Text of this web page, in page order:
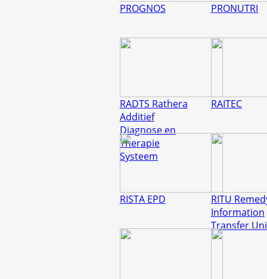
PROGNOS PRONUTRI
RADTS Rathera
Additief
Diagnose en
Therapie
Systeem
RAITEC
RISTA EPD
RITU
Information
Transfer